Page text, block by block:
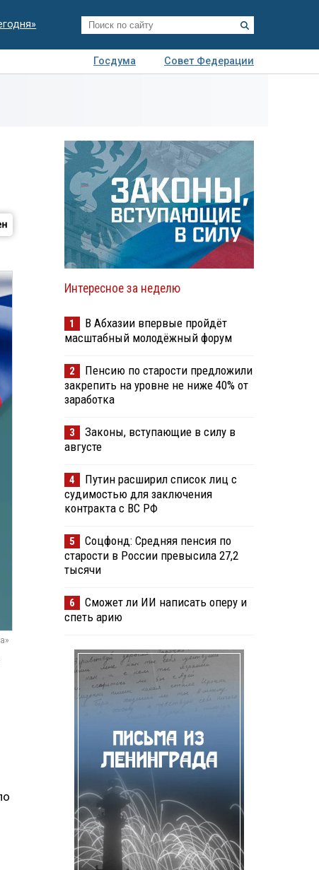
Госдума
Совет Федерации
Интересное за неделю
1
В Абхазии впервые пройдёт
масштабный молодёжный форум
2
Пенсию по старости предложили
закрепить на уровне не ниже 40% от
заработка
3
Законы, вступающие в силу в
августе
4
Путин расширил список лиц с
судимостью для заключения
контракта с ВС РФ
5
Соцфонд: Средняя пенсия по
старости в России превысила 27,2
тысячи
6
Сможет ли ИИ написать оперу и
спеть арию